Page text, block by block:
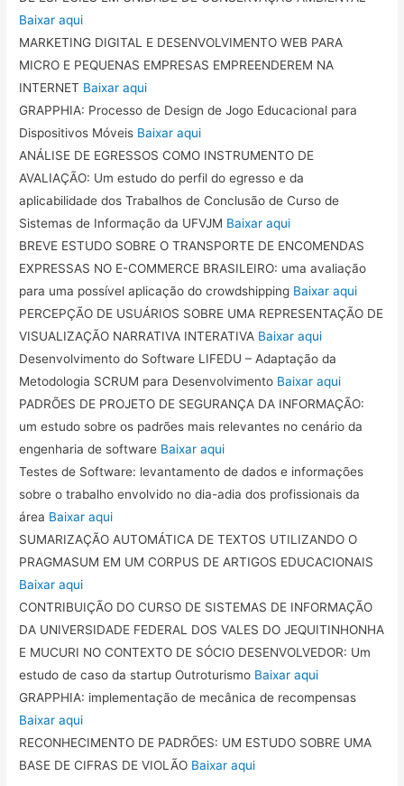
Baixar aqui
MARKETING DIGITAL E DESENVOLVIMENTO WEB PARA
MICRO E PEQUENAS EMPRESAS EMPREENDEREM NA
INTERNET Baixar aqui
GRAPPHIA: Processo de Design de Jogo Educacional para
Dispositivos Móveis Baixar aqui
ANÁLISE DE EGRESSOS COMO INSTRUMENTO DE
AVALIAÇÃO: Um estudo do perfil do egresso e da
aplicabilidade dos Trabalhos de Conclusão de Curso de
Sistemas de Informação da UFVJM Baixar aqui
BREVE ESTUDO SOBRE O TRANSPORTE DE ENCOMENDAS
EXPRESSAS NO E-COMMERCE BRASILEIRO: uma avaliação
para uma possível aplicação do crowdshipping Baixar aqui
PERCEPÇÃO DE USUÁRIOS SOBRE UMA REPRESENTAÇÃO DE
VISUALIZAÇÃO NARRATIVA INTERATIVA Baixar aqui
Desenvolvimento do Software LIFEDU – Adaptação da
Metodologia SCRUM para Desenvolvimento Baixar aqui
PADRÕES DE PROJETO DE SEGURANÇA DA INFORMAÇÃO:
um estudo sobre os padrões mais relevantes no cenário da
engenharia de software Baixar aqui
Testes de Software: levantamento de dados e informações
sobre o trabalho envolvido no dia-adia dos profissionais da
área Baixar aqui
SUMARIZAÇÃO AUTOMÁTICA DE TEXTOS UTILIZANDO O
PRAGMASUM EM UM CORPUS DE ARTIGOS EDUCACIONAIS
Baixar aqui
CONTRIBUIÇÃO DO CURSO DE SISTEMAS DE INFORMAÇÃO
DA UNIVERSIDADE FEDERAL DOS VALES DO JEQUITINHONHA
E MUCURI NO CONTEXTO DE SÓCIO DESENVOLVEDOR: Um
estudo de caso da startup Outroturismo Baixar aqui
GRAPPHIA: implementação de mecânica de recompensas
Baixar aqui
RECONHECIMENTO DE PADRÕES: UM ESTUDO SOBRE UMA
BASE DE CIFRAS DE VIOLÃO Baixar aqui